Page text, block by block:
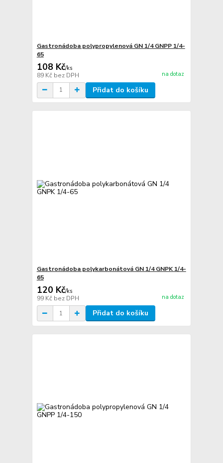
Gastronádoba polypropylenová GN 1/4 GNPP 1/4-
65
108 Kč/ks
89 Kč bez DPH na dotaz
Přidat do košíku
Gastronádoba polykarbonátová GN 1/4 GNPK 1/4-
65
120 Kč/ks
99 Kč bez DPH na dotaz
Přidat do košíku